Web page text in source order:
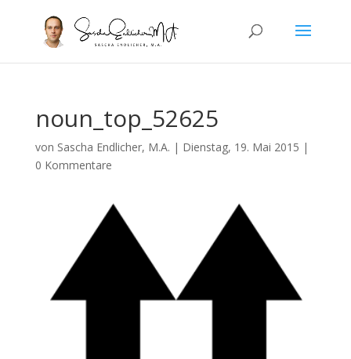
noun_top_52625
von Sascha Endlicher, M.A. | Dienstag, 19. Mai 2015 |
0 Kommentare